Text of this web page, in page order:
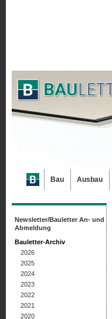
Newsletter/Bauletter An- und
Abmeldung
Bauletter-Archiv
2026
2025
2024
2023
2022
2021
2020
Bau Ausbau